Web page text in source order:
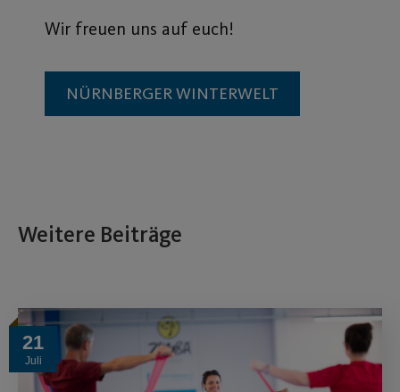
Wir freuen uns auf euch!
NÜRNBERGER WINTERWELT
Weitere Beiträge
21
Juli